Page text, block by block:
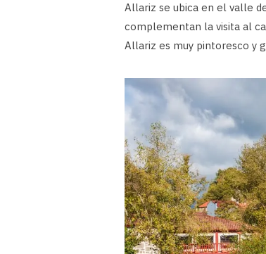
Allariz se ubica en el valle
complementan la visita al
Allariz es muy pintoresco y